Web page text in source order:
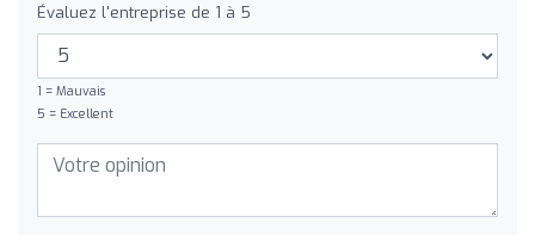
Évaluez l'entreprise de 1 à 5
1 = Mauvais
5 = Excellent